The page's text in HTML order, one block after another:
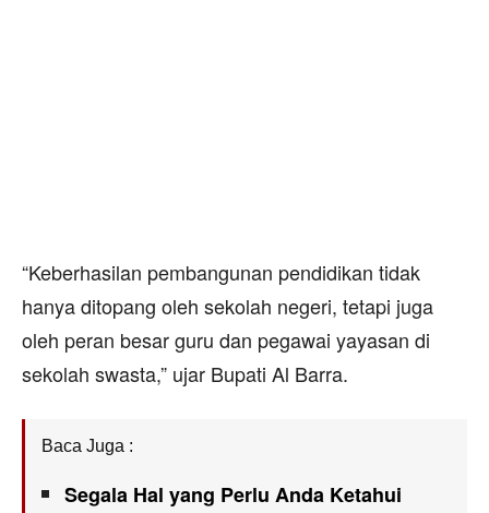
“Keberhasilan pembangunan pendidikan tidak
hanya ditopang oleh sekolah negeri, tetapi juga
oleh peran besar guru dan pegawai yayasan di
sekolah swasta,” ujar Bupati Al Barra.
Baca Juga :
Segala Hal yang Perlu Anda Ketahui